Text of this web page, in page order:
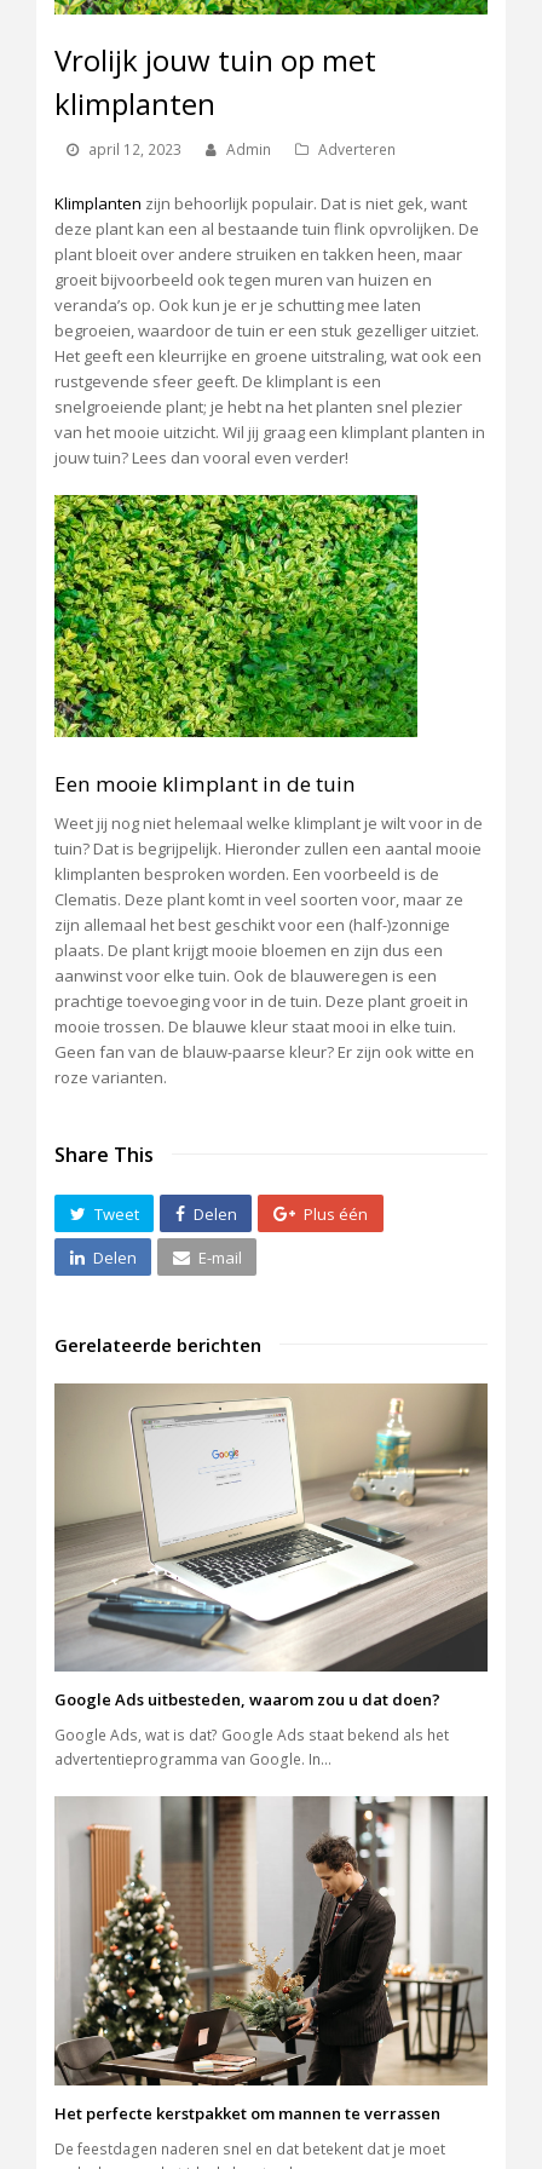
Vrolijk jouw tuin op met
klimplanten
april 12, 2023 Admin Adverteren
Klimplanten zijn behoorlijk populair. Dat is niet gek, want
deze plant kan een al bestaande tuin flink opvrolijken. De
plant bloeit over andere struiken en takken heen, maar
groeit bijvoorbeeld ook tegen muren van huizen en
veranda’s op. Ook kun je er je schutting mee laten
begroeien, waardoor de tuin er een stuk gezelliger uitziet.
Het geeft een kleurrijke en groene uitstraling, wat ook een
rustgevende sfeer geeft. De klimplant is een
snelgroeiende plant; je hebt na het planten snel plezier
van het mooie uitzicht. Wil jij graag een klimplant planten in
jouw tuin? Lees dan vooral even verder!
Een mooie klimplant in de tuin
Weet jij nog niet helemaal welke klimplant je wilt voor in de
tuin? Dat is begrijpelijk. Hieronder zullen een aantal mooie
klimplanten besproken worden. Een voorbeeld is de
Clematis. Deze plant komt in veel soorten voor, maar ze
zijn allemaal het best geschikt voor een (half-)zonnige
plaats. De plant krijgt mooie bloemen en zijn dus een
aanwinst voor elke tuin. Ook de blauweregen is een
prachtige toevoeging voor in de tuin. Deze plant groeit in
mooie trossen. De blauwe kleur staat mooi in elke tuin.
Geen fan van de blauw-paarse kleur? Er zijn ook witte en
roze varianten.
Share This
Tweet Delen Plus één
Delen E-mail
Gerelateerde berichten
Google Ads uitbesteden, waarom zou u dat doen?
Google Ads, wat is dat? Google Ads staat bekend als het
advertentieprogramma van Google. In…
Het perfecte kerstpakket om mannen te verrassen
De feestdagen naderen snel en dat betekent dat je moet